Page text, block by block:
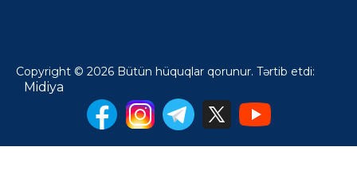
Copyright © 2026 Bütün hüquqlar qorunur. Tərtib etdi:
Midiya